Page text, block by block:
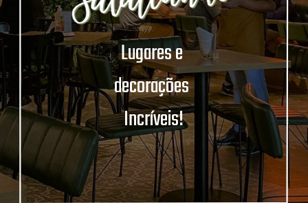
Lugares e
decorações
Incríveis!